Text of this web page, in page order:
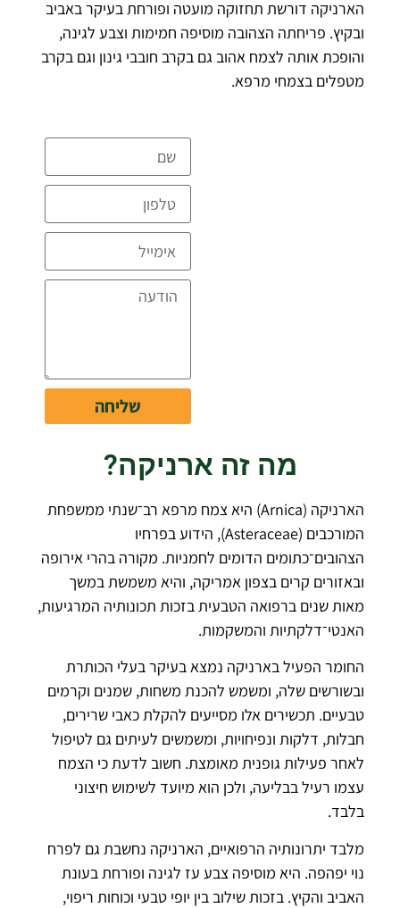
הארניקה דורשת תחזוקה מועטה ופורחת בעיקר באביב
ובקיץ. פריחתה הצהובה מוסיפה חמימות וצבע לגינה,
והופכת אותה לצמח אהוב גם בקרב חובבי גינון וגם בקרב
מטפלים בצמחי מרפא.
שליחה
מה זה ארניקה?
הארניקה (Arnica) היא צמח מרפא רב־שנתי ממשפחת
המורכבים (Asteraceae), הידוע בפרחיו
הצהובים־כתומים הדומים לחמניות. מקורה בהרי אירופה
ובאזורים קרים בצפון אמריקה, והיא משמשת במשך
מאות שנים ברפואה הטבעית בזכות תכונותיה המרגיעות,
האנטי־דלקתיות והמשקמות.
החומר הפעיל בארניקה נמצא בעיקר בעלי הכותרת
ובשורשים שלה, ומשמש להכנת משחות, שמנים וקרמים
טבעיים. תכשירים אלו מסייעים להקלת כאבי שרירים,
חבלות, דלקות ונפיחויות, ומשמשים לעיתים גם לטיפול
לאחר פעילות גופנית מאומצת. חשוב לדעת כי הצמח
עצמו רעיל בבליעה, ולכן הוא מיועד לשימוש חיצוני
בלבד.
מלבד יתרונותיה הרפואיים, הארניקה נחשבת גם לפרח
נוי יפהפה. היא מוסיפה צבע עז לגינה ופורחת בעונת
האביב והקיץ. בזכות שילוב בין יופי טבעי וכוחות ריפוי,